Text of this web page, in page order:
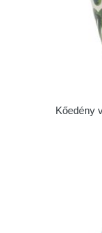
Kőedény